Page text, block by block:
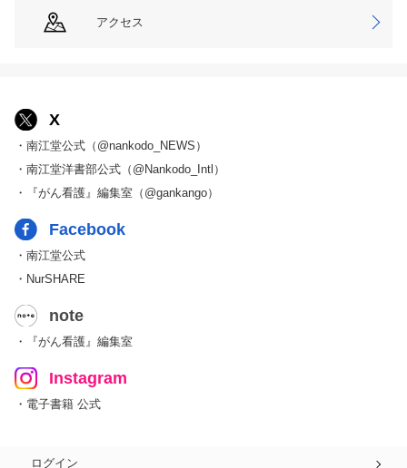
アクセス
X
・南江堂公式（@nankodo_NEWS）
・南江堂洋書部公式（@Nankodo_Intl）
・『がん看護』編集室（@gankango）
Facebook
・南江堂公式
・NurSHARE
note
・『がん看護』編集室
Instagram
・電子書籍 公式
ログイン